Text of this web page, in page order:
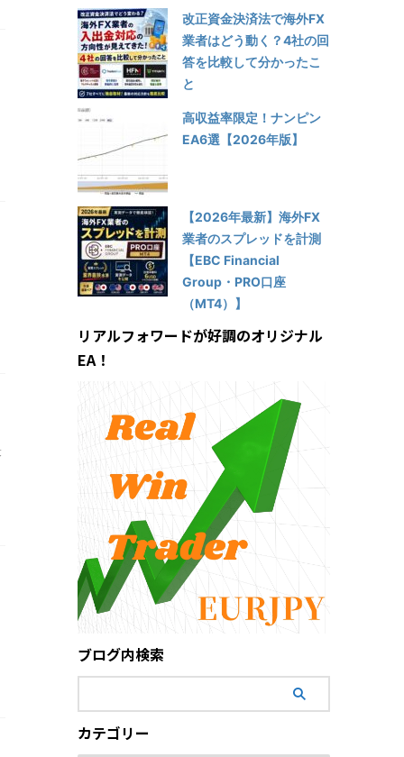
改正資金決済法で海外FX
業者はどう動く？4社の回
答を比較して分かったこ
と
高収益率限定！ナンピン
EA6選【2026年版】
【2026年最新】海外FX
業者のスプレッドを計測
【EBC Financial
Group・PRO口座
（MT4）】
リアルフォワードが好調のオリジナル
EA！
ブログ内検索
カテゴリー